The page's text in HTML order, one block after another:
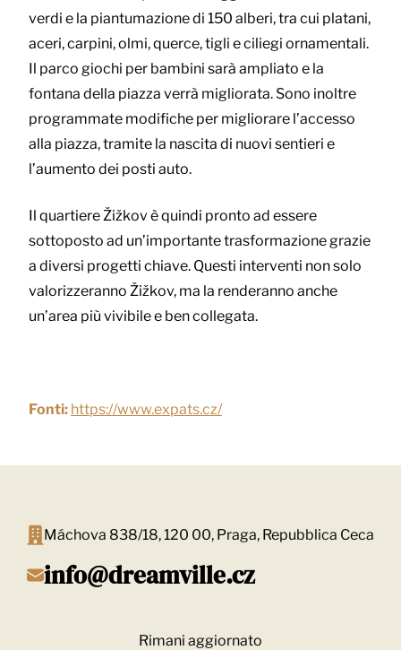
verdi e la piantumazione di 150 alberi, tra cui platani,
aceri, carpini, olmi, querce, tigli e ciliegi ornamentali.
Il parco giochi per bambini sarà ampliato e la
fontana della piazza verrà migliorata. Sono inoltre
programmate modifiche per migliorare l’accesso
alla piazza, tramite la nascita di nuovi sentieri e
l’aumento dei posti auto.
Il quartiere Žižkov è quindi pronto ad essere
sottoposto ad un’importante trasformazione grazie
a diversi progetti chiave. Questi interventi non solo
valorizzeranno Žižkov, ma la renderanno anche
un’area più vivibile e ben collegata.
Fonti: https://www.expats.cz/
Máchova 838/18, 120 00, Praga, Repubblica Ceca
info@dreamville.cz
Rimani aggiornato